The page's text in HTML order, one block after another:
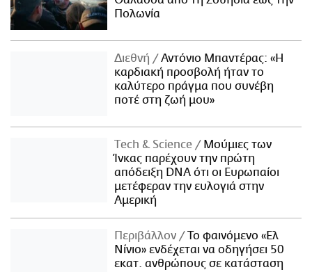
Πολωνία
Διεθνή
Αντόνιο Μπαντέρας: «Η
καρδιακή προσβολή ήταν το
καλύτερο πράγμα που συνέβη
ποτέ στη ζωή μου»
Τech & Science
Μούμιες των
Ίνκας παρέχουν την πρώτη
απόδειξη DNA ότι οι Ευρωπαίοι
μετέφεραν την ευλογιά στην
Αμερική
Περιβάλλον
Το φαινόμενο «Ελ
Νίνιο» ενδέχεται να οδηγήσει 50
εκατ. ανθρώπους σε κατάσταση